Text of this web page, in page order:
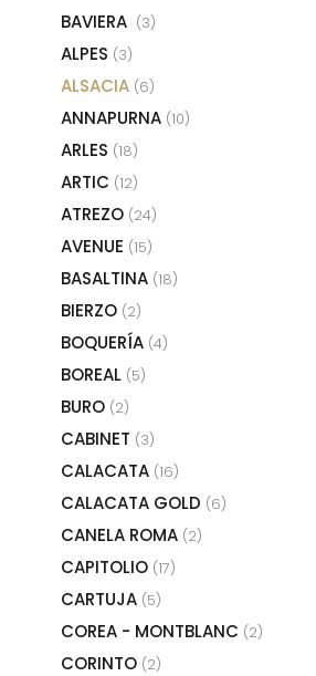
BAVIERA (3)
ALPES (3)
ALSACIA (6)
ANNAPURNA (10)
ARLES (18)
ARTIC (12)
ATREZO (24)
AVENUE (15)
BASALTINA (18)
BIERZO (2)
BOQUERÍA (4)
BOREAL (5)
BURO (2)
CABINET (3)
CALACATA (16)
CALACATA GOLD (6)
CANELA ROMA (2)
CAPITOLIO (17)
CARTUJA (5)
COREA - MONTBLANC (2)
CORINTO (2)